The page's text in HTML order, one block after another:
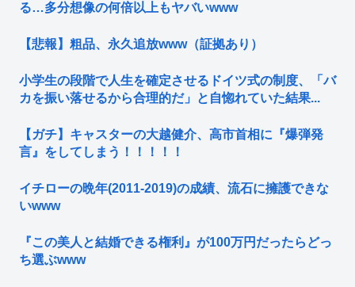
る…多分想像の何倍以上もヤバいwww
【悲報】粗品、永久追放www（証拠あり）
小学生の段階で人生を確定させるドイツ式の制度、「バ
カを振い落せるから合理的だ」と自惚れていた結果...
【ガチ】キャスターの大越健介、高市首相に『爆弾発
言』をしてしまう！！！！！
イチローの晩年(2011-2019)の成績、流石に擁護できな
いwww
『この美人と結婚できる権利』が100万円だったらどっ
ち選ぶwww